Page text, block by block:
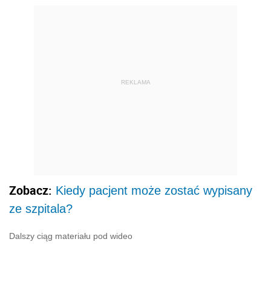
REKLAMA
Zobacz: Kiedy pacjent może zostać wypisany
ze szpitala?
Dalszy ciąg materiału pod wideo